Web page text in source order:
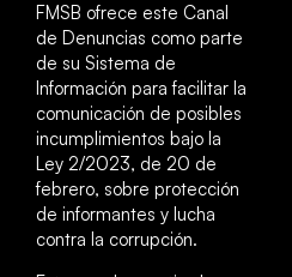
FMSB ofrece este Canal
de Denuncias como parte
de su Sistema de
Información para facilitar la
comunicación de posibles
incumplimientos bajo la
Ley 2/2023, de 20 de
febrero, sobre protección
de informantes y lucha
contra la corrupción.